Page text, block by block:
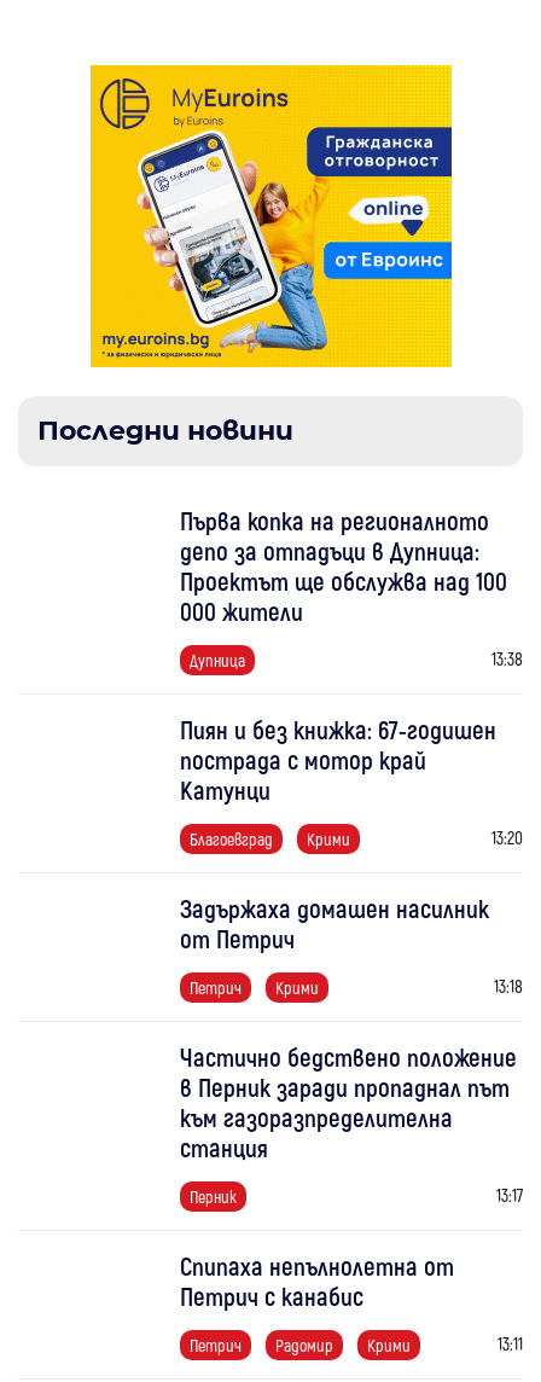
Последни новини
Първа копка на регионалното
депо за отпадъци в Дупница:
Проектът ще обслужва над 100
000 жители
Дупница 13:38
Пиян и без книжка: 67-годишен
пострада с мотор край
Катунци
Благоевград Крими 13:20
Задържаха домашен насилник
от Петрич
Петрич Крими 13:18
Частично бедствено положение
в Перник заради пропаднал път
към газоразпределителна
станция
Перник 13:17
Спипаха непълнолетна от
Петрич с канабис
Петрич Радомир Крими 13:11